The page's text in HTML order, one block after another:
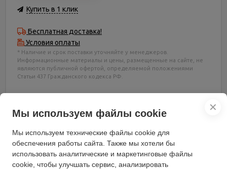
Купить в 1 клик
Бесплатная доставка!
Условия оплаты
* Наличие и срок поставки уточняйте у менеджеров.
Информационные материалы и цены, размещенные на сайте, не
являются публичной офертой, определяемой положениями
Статьи 437 Гражданского кодекса РФ.
Характеристики
✕
Мы используем файлы cookie
Мы используем технические файлы cookie для
обеспечения работы сайта. Также мы хотели бы
использовать аналитические и маркетинговые файлы
cookie, чтобы улучшать сервис, анализировать